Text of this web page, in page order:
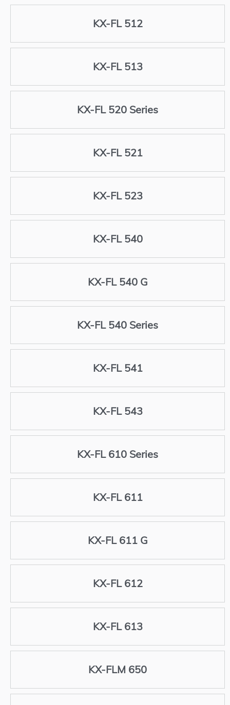
KX-FL 512
KX-FL 513
KX-FL 520 Series
KX-FL 521
KX-FL 523
KX-FL 540
KX-FL 540 G
KX-FL 540 Series
KX-FL 541
KX-FL 543
KX-FL 610 Series
KX-FL 611
KX-FL 611 G
KX-FL 612
KX-FL 613
KX-FLM 650